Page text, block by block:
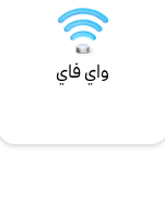
واي فاي